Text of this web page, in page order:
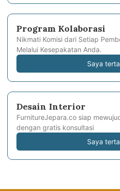
Program Kolaborasi
Nikmati Komisi dari Setiap
Melalui Kesepakatan Anda.
Saya
Desain Interior
FurnitureJepara.co siap
dengan gratis konsultasi
Saya